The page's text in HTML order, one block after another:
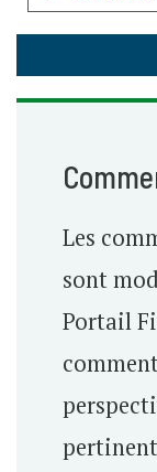
Les
sont
Portail